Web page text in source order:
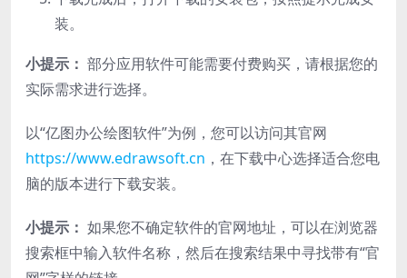
装。
小提示： 部分应用软件可能需要付费购买，请根据您的
实际需求进行选择。
以“亿图办公绘图软件”为例，您可以访问其官网
https://www.edrawsoft.cn ，在下载中心选择适合您电
脑的版本进行下载安装。
小提示： 如果您不确定软件的官网地址，可以在浏览器
搜索框中输入软件名称，然后在搜索结果中寻找带有“官